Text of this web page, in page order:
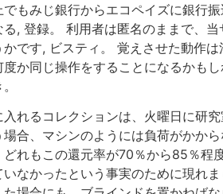
でもみじ銀行からエコペイズに銀行
る, 登録。 利用者は匿名のままで、
かです, ビスティ。 覚えさせた動作
度か同じ操作をすることになるかも
入れるコレクションは、火曜日に研
場合、マシンのようには負荷がかか
どれもこの還元率が70％から85％程
いなかったという事実のために現れ